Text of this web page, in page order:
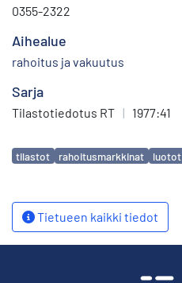
0355-2322
Aihealue
rahoitus ja vakuutus
Sarja
Tilastotiedotus RT | 1977:41
Avainsanat
tilastot rahoitusmarkkinat luotot
Tietueen kaikki tiedot